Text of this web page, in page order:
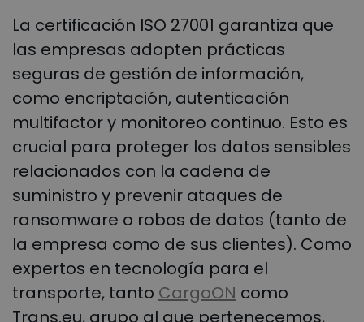
La certificación ISO 27001 garantiza que
las empresas adopten prácticas
seguras de gestión de información,
como encriptación, autenticación
multifactor y monitoreo continuo. Esto es
crucial para proteger los datos sensibles
relacionados con la cadena de
suministro y prevenir ataques de
ransomware o robos de datos (tanto de
la empresa como de sus clientes). Como
expertos en tecnología para el
transporte, tanto CargoON como
Trans.eu, grupo al que pertenecemos,